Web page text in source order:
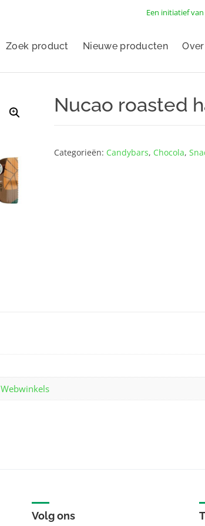
Een initiatief
Zoek product Nieuwe producten
Nucao roasted
Categorieën: Candybars, Chocola,
Webwinkels
Volg ons